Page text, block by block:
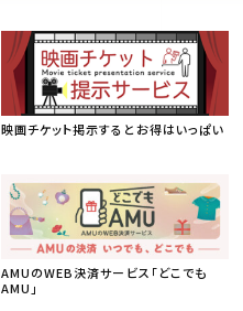
映画チケット掲示するとお得はいっぱい
AMUのWEB決済サービス「どこでも
AMU」